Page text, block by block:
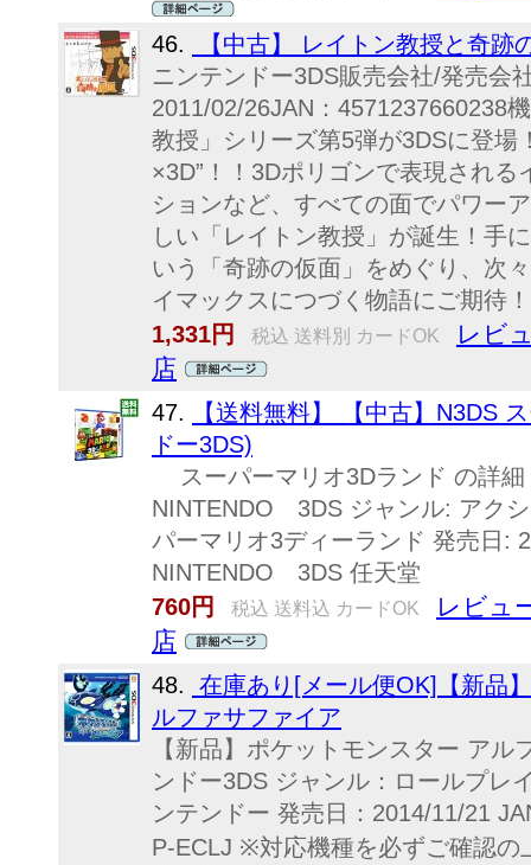
46.
【中古】 レイトン教授と奇跡
ニンテンドー3DS販売会社/発売会
2011/02/26JAN：4571237660238
教授」シリーズ第5弾が3DSに登場
×3D”！！3Dポリゴンで表現され
ションなど、すべての面でパワー
しい「レイトン教授」が誕生！手
いう「奇跡の仮面」をめぐり、次
イマックスにつづく物語にご期待
1,331円
税込 送料別 カードOK
レビ
店
47.
【送料無料】 【中古】N3DS
ドー3DS)
スーパーマリオ3Dランド の詳細
NINTENDO 3DS ジャンル: アク
パーマリオ3ディーランド 発売日:
NINTENDO 3DS 任天堂
760円
税込 送料込 カードOK
レビュ
店
48.
在庫あり[メール便OK]【新品
ルファサファイア
【新品】ポケットモンスター ア
ンドー3DS ジャンル：ロールプレ
ンテンドー 発売日：2014/11/21
P-ECLJ ※対応機種を必ずご確認の